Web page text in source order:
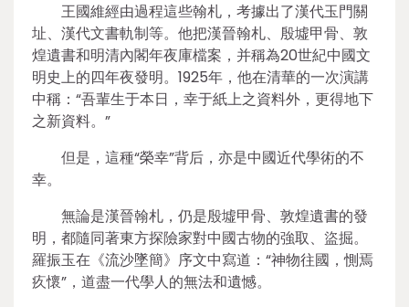
王國維經由過程這些翰札，考據出了漢代玉門關
址、漢代文書軌制等。他把漢晉翰札、殷墟甲骨、敦
煌遺書和明清內閣年夜庫檔案，并稱為20世紀中國文
明史上的四年夜發明。1925年，他在清華的一次演講
中稱：“吾輩生于本日，幸于紙上之資料外，更得地下
之新資料。”
但是，這種“榮幸”背后，亦是中國近代學術的不
幸。
無論是漢晉翰札，仍是殷墟甲骨、敦煌遺書的發
明，都隨同著東方探險家對中國古物的強取、盜掘。
羅振玉在《流沙墜簡》序文中寫道：“神物往國，惻焉
疚懷”，道盡一代學人的無法和遺憾。